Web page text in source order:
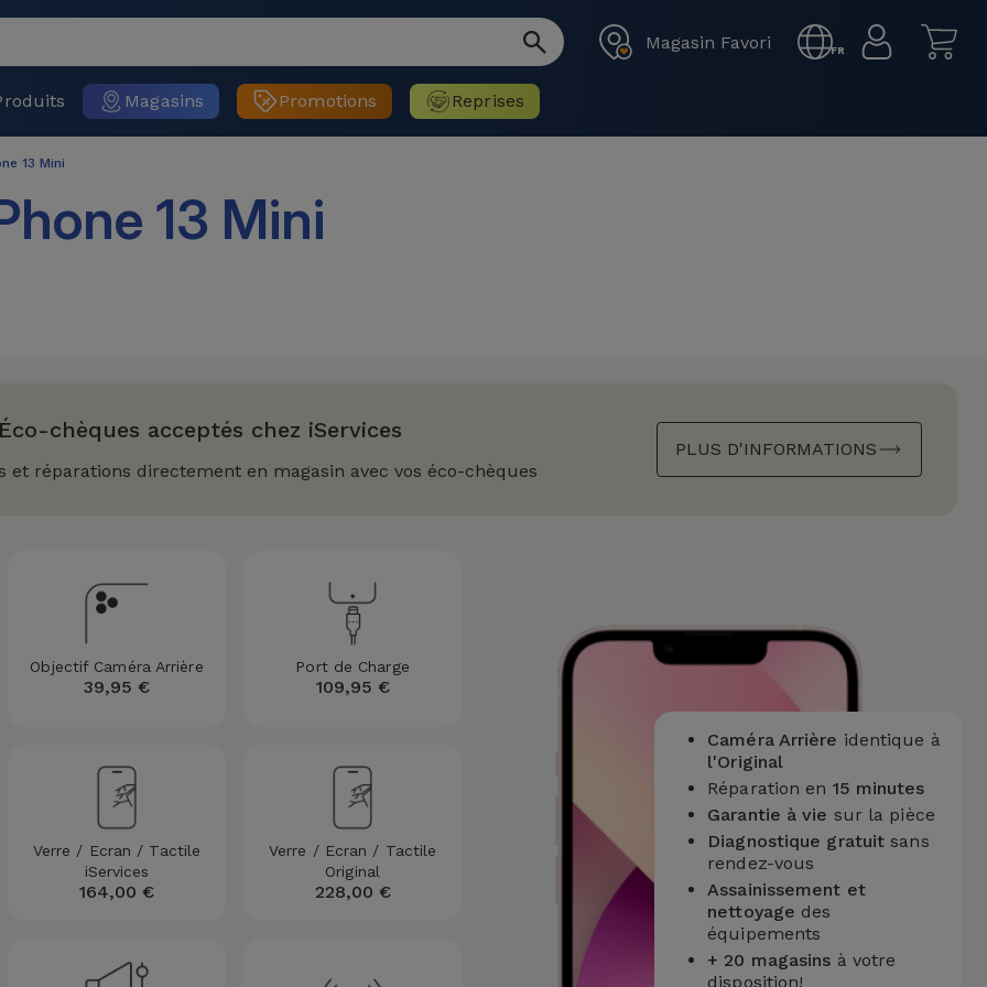
Magasin Favori FR
Magasins Promotions Reprises
13 Mini
13 Mini
Éco-chèques acceptés chez iServices
et réparations directement en magasin avec vos éco-chèques
PLUS D'INFORMATIONS
Objectif Caméra Arrière
39,95 €
Port de Charge
109,95 €
Verre / Ecran / Tactile
iServices
164,00 €
Verre / Ecran / Tactile
Original
228,00 €
Caméra Arrière identique à
l'Original
Réparation en 15 minutes
Garantie à vie sur la pièce
Diagnostique gratuit sans
rendez-vous
Assainissement et
nettoyage des
équipements
+ 20 magasins à votre
disposition!